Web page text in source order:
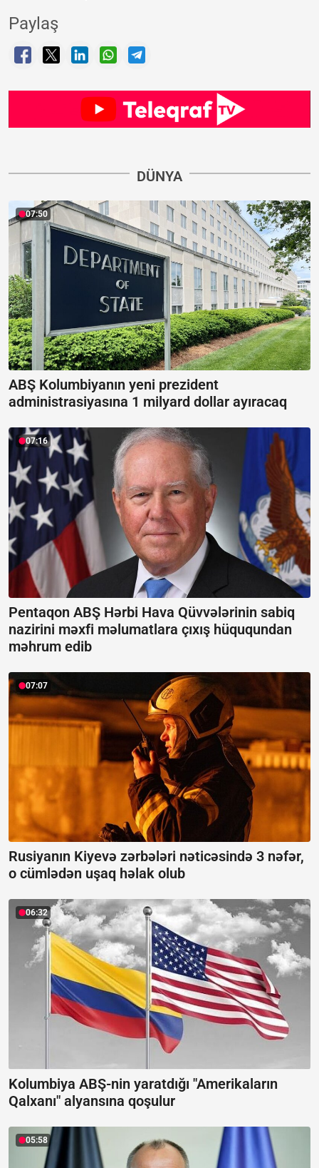
Paylaş
DÜNYA
07:50
ABŞ Kolumbiyanın yeni prezident
administrasiyasına 1 milyard dollar ayıracaq
07:16
Pentaqon ABŞ Hərbi Hava Qüvvələrinin sabiq
nazirini məxfi məlumatlara çıxış hüququndan
məhrum edib
07:07
Rusiyanın Kiyevə zərbələri nəticəsində 3 nəfər,
o cümlədən uşaq həlak olub
06:32
Kolumbiya ABŞ-nin yaratdığı "Amerikaların
Qalxanı" alyansına qoşulur
05:58